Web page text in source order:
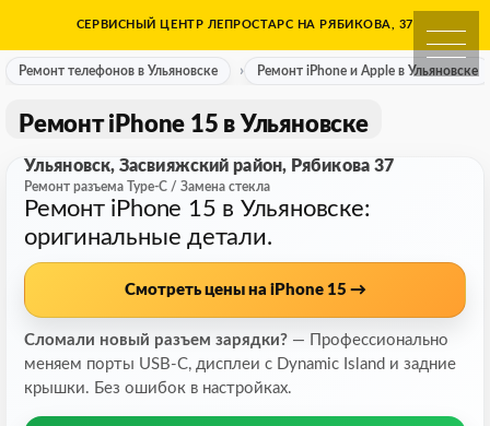
content
Ремонт телефонов в
СЕРВИСНЫЙ ЦЕНТР ЛЕПРОСТАРС НА РЯБИКОВА, 37
Ремонт телефонов в Ульяновске Ремонт iPhone и Apple в Ульяновске
Ремонт iPhone 15 в Ульяновске
Ульяновск, Засвияжский район, Рябикова 37
Ремонт разъема Type-C / Замена стекла
Ремонт iPhone 15 в Ульяновске:
оригинальные детали.
Смотреть цены на iPhone 15 →
Сломали новый разъем зарядки? — Профессионально
меняем порты USB-C, дисплеи с Dynamic Island и задние
крышки. Без ошибок в настройках.